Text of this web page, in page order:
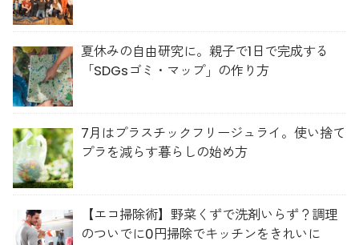
夏休みの自由研究に。親子で1日で完成する
「SDGsゴミ・マップ」の作り方
7月はプラスチックフリージュライ。使い捨て
プラを減らす暮らしの始め方
【エコ掃除術】野菜くずで洗剤いらず？調理
のついでに0円掃除でキッチンをきれいに